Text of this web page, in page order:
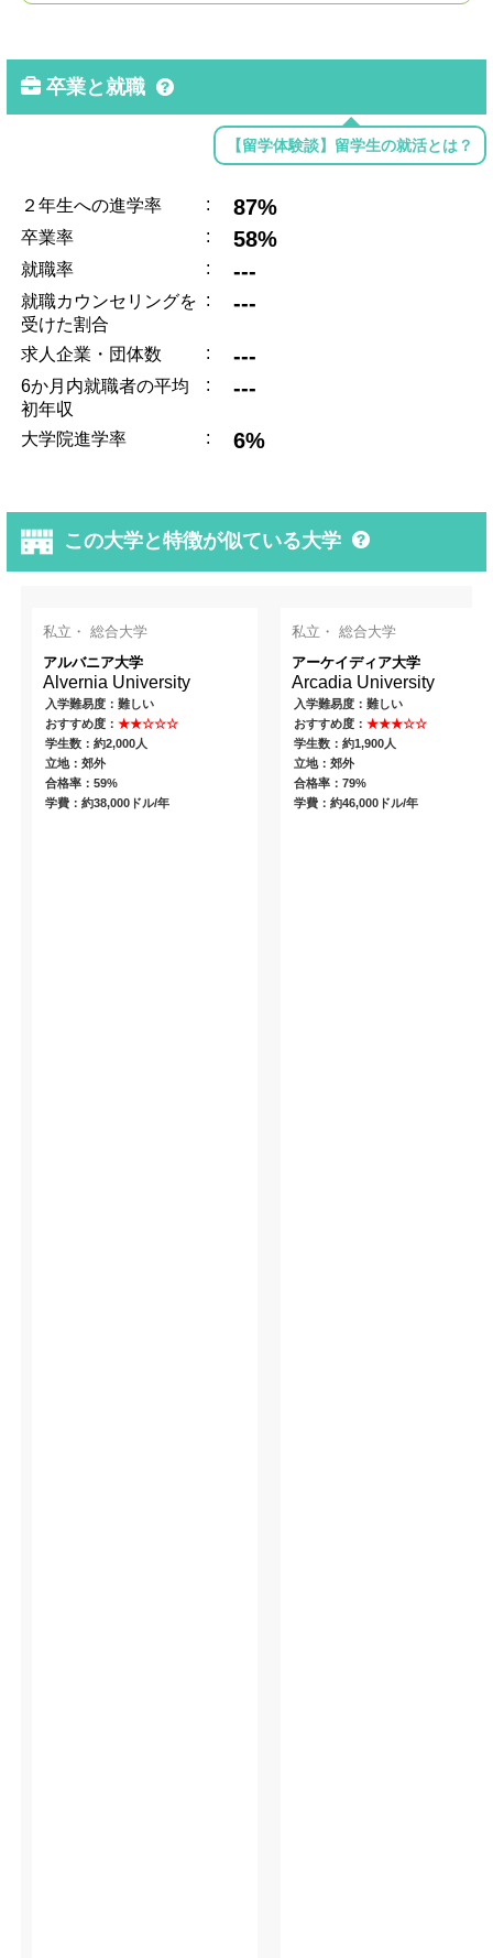
卒業と就職
【留学体験談】留学生の就活とは？
２年生への進学率 : 87%
卒業率 : 58%
就職率 : ---
就職カウンセリングを
受けた割合
: ---
求人企業・団体数 : ---
6か月内就職者の平均
初年収
: ---
大学院進学率 : 6%
この大学と特徴が似ている大学
私立・ 総合大学
アルバニア大学
Alvernia University
入学難易度：難しい
おすすめ度：★★☆☆☆
学生数：約2,000人
立地：郊外
合格率：59%
学費：約38,000ドル/年
私立・ 総合大学
アーケイディア大学
Arcadia University
入学難易度：難しい
おすすめ度： ★★★☆☆
学生数：約1,900人
立地：郊外
合格率：79%
学費：約46,000ドル/年